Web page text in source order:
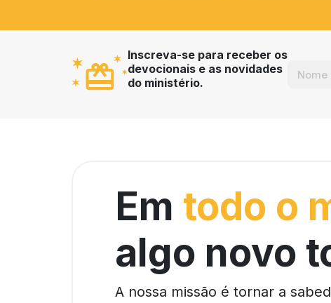
Inscreva-se para receber os
devocionais e as novidades
do ministério.
Em todo o
algo novo
A nossa missão é tornar a